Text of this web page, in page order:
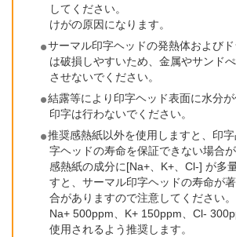
してください。
けがの原因になります。
サーマル印字ヘッドの発熱体および
は破損しやすいため、金属やサンド
させないでください。
結露等により印字ヘッド表面に水分
印字は行わないでください。
推奨感熱紙以外を使用しますと、印
字ヘッドの寿命を保証できない場合
感熱紙の成分に[Na+、K+、Cl-] が多
すと、サーマル印字ヘッドの寿命が
合がありますので注意してください
Na+ 500ppm、K+ 150ppm、Cl-
使用されるよう推奨します。